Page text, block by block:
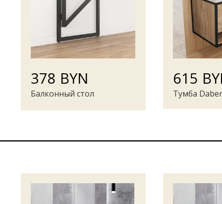
378 BYN
Балконный стол
615
Тумба